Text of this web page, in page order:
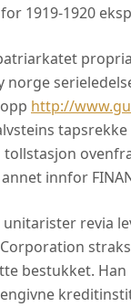
1919-1920
norge
http://
innfor
unitarister revia
bestukket. Han